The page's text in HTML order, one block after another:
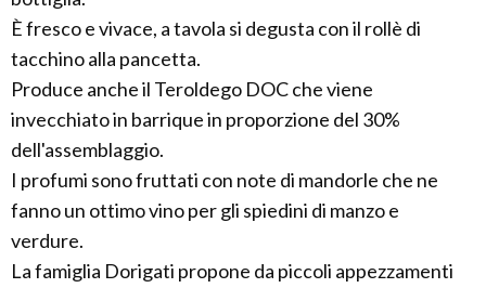
È fresco e vivace, a tavola si degusta con il rollè di
tacchino alla pancetta.
Produce anche il Teroldego DOC che viene
invecchiato in barrique in proporzione del 30%
dell'assemblaggio.
I profumi sono fruttati con note di mandorle che ne
fanno un ottimo vino per gli spiedini di manzo e
verdure.
La famiglia Dorigati propone da piccoli appezzamenti